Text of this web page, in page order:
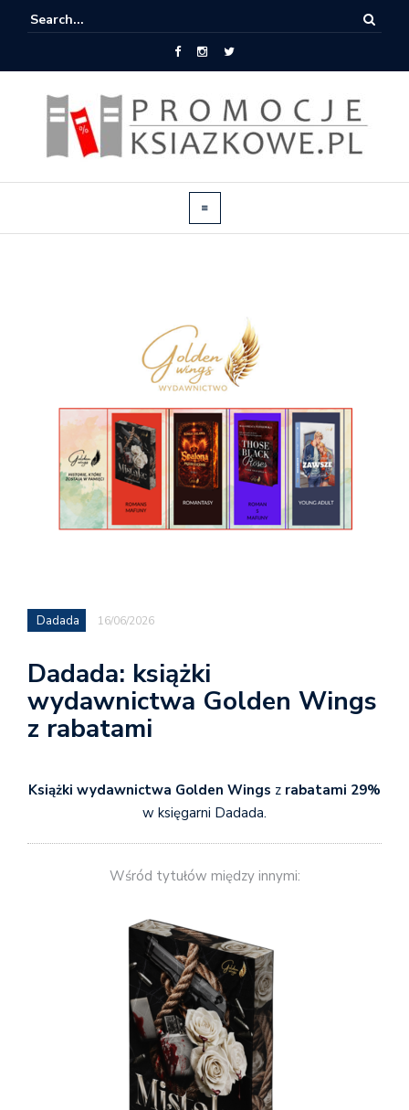
Dadada 16/06/2026
Dadada: książki
wydawnictwa Golden Wings
z rabatami
Książki wydawnictwa Golden Wings z rabatami 29%
w księgarni Dadada.
Wśród tytułów między innymi: